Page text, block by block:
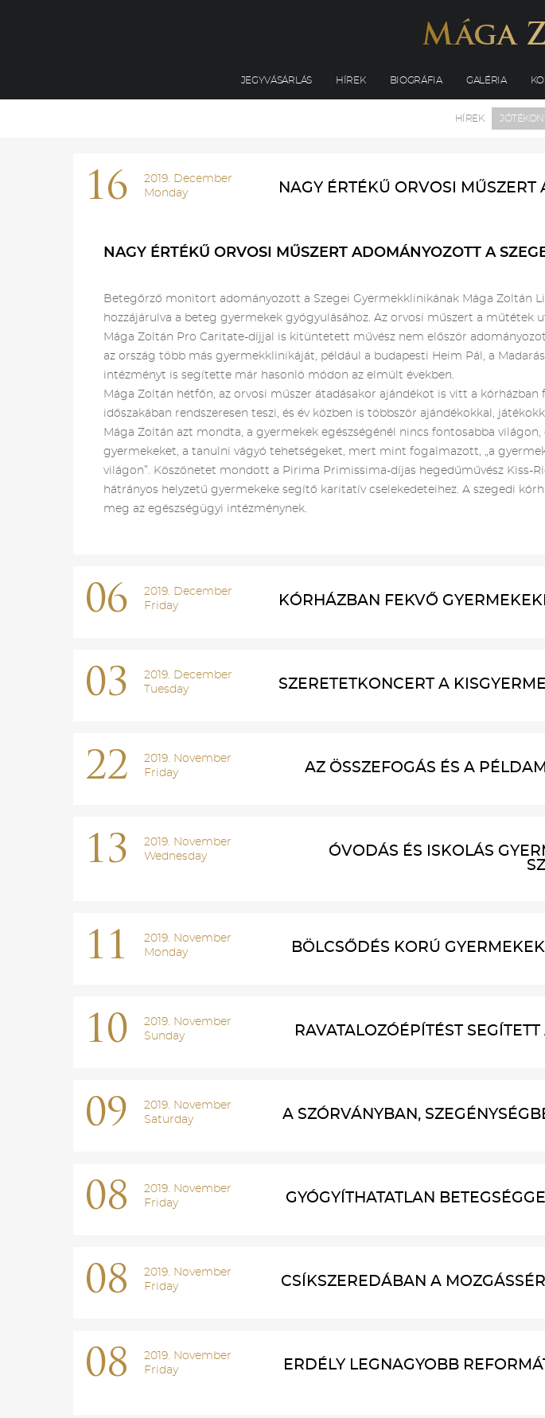
JEGYVÁSÁRLÁS HÍREK BIOGRÁFIA GALÉRIA
HÍREK
16
2019. December
Monday
NAGY ÉRTÉKŰ ORVOSI
NAGY ÉRTÉKŰ ORVOSI MŰSZERT ADOMÁNYOZOTT A
Betegőrző monitort adományozott a Szegei Gyermekklinikának Mága Zoltán
hozzájárulva a beteg gyermekek gyógyulásához. Az orvosi műszert a műtétek
Mága Zoltán Pro Caritate-díjjal is kitüntetett művész nem először
az ország több más gyermekklinikáját, például a budapesti Heim Pál, a
intézményt is segítette már hasonló módon az elmúlt években.
Mága Zoltán hétfőn, az orvosi műszer átadásakor ajándékot is vitt a
időszakában rendszeresen teszi, és év közben is többször ajándékokkal,
Mága Zoltán azt mondta, a gyermekek egészségénél nincs fontosabba
gyermekeket, a tanulni vágyó tehetségeket, mert mint fogalmazott, „a
világon”. Köszönetet mondott a Pirima Primissima-díjas hegedűművész Kiss-
hátrányos helyzetű gyermekeke segítő karitatív cselekedeteihez. A szegedi
meg az egészségügyi intézménynek.
06
2019. December
Friday
KÓRHÁZBAN FEKVŐ
03
2019. December
Tuesday
SZERETETKONCERT A
22
2019. November
Friday
AZ ÖSSZEFOGÁS ÉS A
13
2019. November
Wednesday
ÓVODÁS ÉS ISKOLÁS
11
2019. November
Monday
BÖLCSŐDÉS KORÚ
10
2019. November
Sunday
RAVATALOZÓÉPÍTÉST
09
2019. November
Saturday
A SZÓRVÁNYBAN,
08
2019. November
Friday
GYÓGYÍTHATATLAN
08
2019. November
Friday
CSÍKSZEREDÁBAN A
08
2019. November
Friday
ERDÉLY LEGNAGYOBB